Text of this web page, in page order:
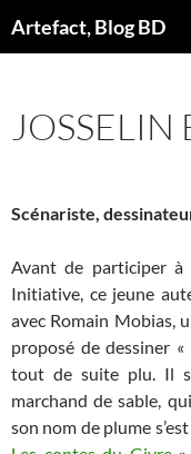
auArtefact, Blog BD
JOSSELIN
Scénariste,
Avant de participer à
Initiative, ce jeune
avec Romain Mobias,
proposé de dessiner «
tout de suite plu. Il
marchand de sable,
son nom de plume